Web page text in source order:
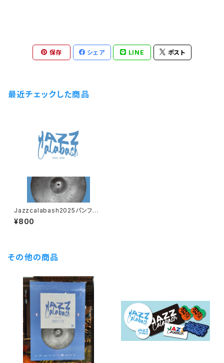
保存 シェア LINE ポスト
最近チェックした商品
Jazzcalabash2025パンフレ
ット
¥800
その他の商品